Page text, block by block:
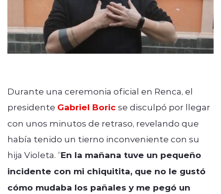
modo claro
Durante una ceremonia oficial en Renca, el
presidente Gabriel Boric se disculpó por llegar
con unos minutos de retraso, revelando que
había tenido un tierno inconveniente con su
hija Violeta. “En la mañana tuve un pequeño
incidente con mi chiquitita, que no le gustó
cómo mudaba los pañales y me pegó un